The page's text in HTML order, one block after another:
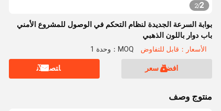
2
/
2
بوابة السرعة الجديدة لنظام التحكم في الوصول للمشروع الأمني ​​
باب دوار باللون الذهبي
الأسعار：قابل للتفاوض MOQ：وحدة 1
افضل سعر ﺎﺘﺼﻟ ﺍﻶﻧ
منتوج وصف